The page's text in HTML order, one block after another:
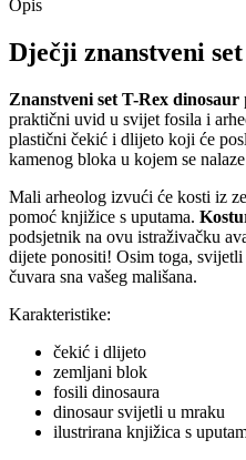
Opis
Dječji znanstveni
Znanstveni set T-Rex dinosaur
praktični uvid u svijet fosila i
plastični čekić i dlijeto koji će
kamenog bloka u kojem se
Mali arheolog izvući će kosti iz
pomoć knjižice s uputama.
podsjetnik na ovu istraživačku
dijete ponositi! Osim toga,
čuvara sna vašeg mališana.
Karakteristike:
čekić i dlijeto
zemljani blok
fosili dinosaura
dinosaur svijetli u mraku
ilustrirana knjižica s